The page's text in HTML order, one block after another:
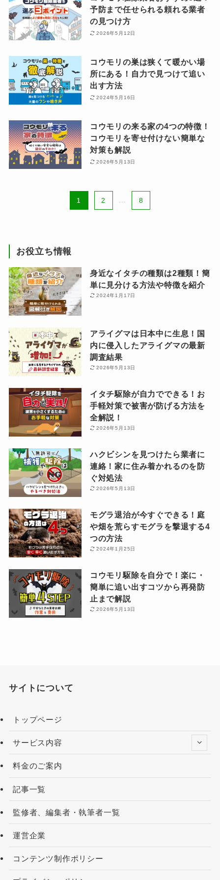
予防まで任せられる頼れる業者
の見つけ方
2026年5月12日
コウモリの巣は狭くて暖かい場
所にある！自力で見つけて追い
出す方法
2024年5月16日
コウモリの来る家の4つの特徴！
コウモリを寄せ付けない簡単な
対策も解説
2026年5月13日
1 2 ... 8
お役立ち情報
身近なイタチの種類は2種類！簡
単に見分ける方法や特徴を紹介
2024年1月17日
アライグマは日本中に生息！国
内に侵入したアライグマの最新
調査結果
2026年5月13日
イタチ駆除が自力でできる！お
手軽対策で被害が防げる方法を
全解説！
2026年5月13日
ハクビシンを見つけたら業者に
連絡！家に住み着かれるのを防
ぐ対処法
2026年5月13日
モグラ退治が今すぐできる！庭
や畑を荒らすモグラを撃退する4
つの方法
2024年1月25日
コウモリ駆除を自分で！楽に・
簡単に追い出すコツから再発防
止まで解説
2026年5月13日
サイトについて
トップページ
サービス内容
料金のご案内
記事一覧
監修者、編集者・執筆者一覧
運営企業
コンテンツ制作ポリシー